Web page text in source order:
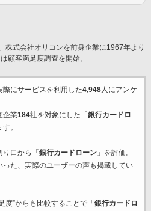
株式会社オリコンを前身企業に1967年より
顧客満足度調査を開始。
にサービスを利用した4,948人にアンケ
企業184社を対象にした「 銀行カードロ
。
口から「 銀行カードローン」を評価。
た、実際のユーザーの声も掲載してい
度”からも比較することで「 銀行カードロ